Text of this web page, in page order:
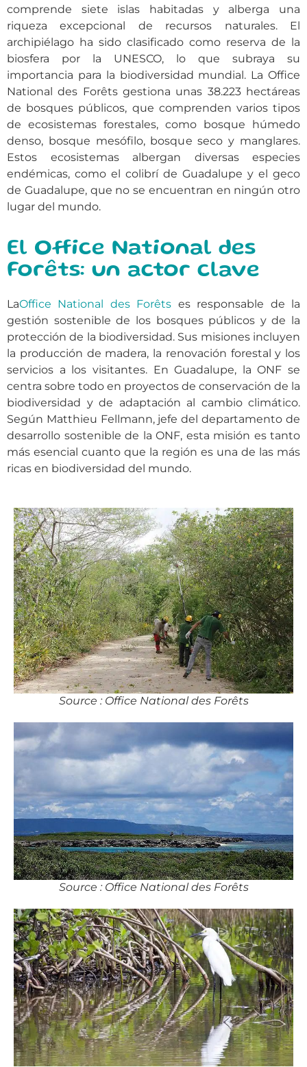
comprende siete islas habitadas y alberga una
riqueza excepcional de recursos naturales. El
archipiélago ha sido clasificado como reserva de la
biosfera por la UNESCO, lo que subraya su
importancia para la biodiversidad mundial. La Office
National des Forêts gestiona unas 38.223 hectáreas
de bosques públicos, que comprenden varios tipos
de ecosistemas forestales, como bosque húmedo
denso, bosque mesófilo, bosque seco y manglares.
Estos ecosistemas albergan diversas especies
endémicas, como el colibrí de Guadalupe y el geco
de Guadalupe, que no se encuentran en ningún otro
lugar del mundo.
El Office National des
Forêts: un actor clave
LaOffice National des Forêts es responsable de la
gestión sostenible de los bosques públicos y de la
protección de la biodiversidad. Sus misiones incluyen
la producción de madera, la renovación forestal y los
servicios a los visitantes. En Guadalupe, la ONF se
centra sobre todo en proyectos de conservación de la
biodiversidad y de adaptación al cambio climático.
Según Matthieu Fellmann, jefe del departamento de
desarrollo sostenible de la ONF, esta misión es tanto
más esencial cuanto que la región es una de las más
ricas en biodiversidad del mundo.
Source : Office National des Forêts
Source : Office National des Forêts